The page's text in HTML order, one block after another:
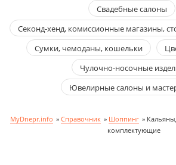
Свадебные салоны
Секонд-хенд, комиссионные магазины,
Сумки, чемоданы, кошельки
Чулочно-носочные
Ювелирные салоны и
MyDnepr.info » Справочник » Шоппинг »
комплектующие